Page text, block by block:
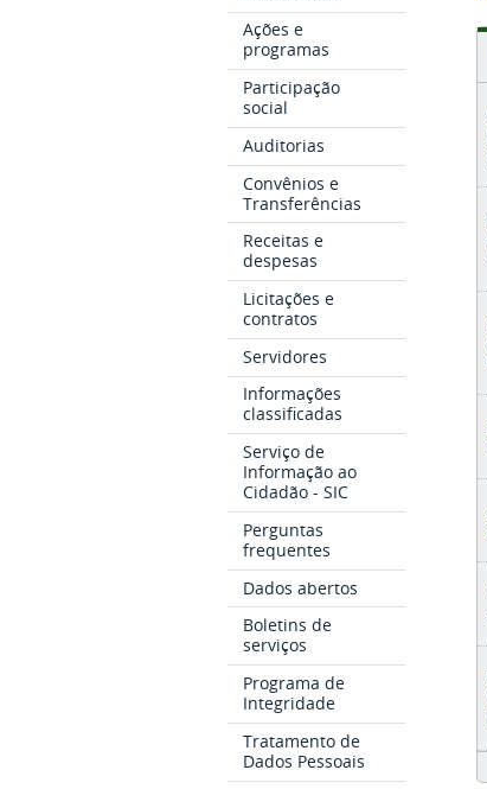
Ações e
programas
Participação
social
Auditorias
Convênios e
Transferências
Receitas e
despesas
Licitações e
contratos
Servidores
Informações
classificadas
Serviço de
Informação ao
Cidadão - SIC
Perguntas
frequentes
Dados abertos
Boletins de
serviços
Programa de
Integridade
Tratamento de
Dados Pessoais